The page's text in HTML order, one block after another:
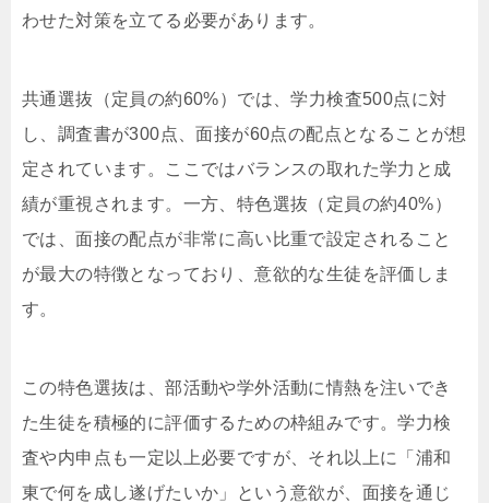
わせた対策を立てる必要があります。
共通選抜（定員の約60%）では、学力検査500点に対
し、調査書が300点、面接が60点の配点となることが想
定されています。ここではバランスの取れた学力と成
績が重視されます。一方、特色選抜（定員の約40%）
では、面接の配点が非常に高い比重で設定されること
が最大の特徴となっており、意欲的な生徒を評価しま
す。
この特色選抜は、部活動や学外活動に情熱を注いでき
た生徒を積極的に評価するための枠組みです。学力検
査や内申点も一定以上必要ですが、それ以上に「浦和
東で何を成し遂げたいか」という意欲が、面接を通じ